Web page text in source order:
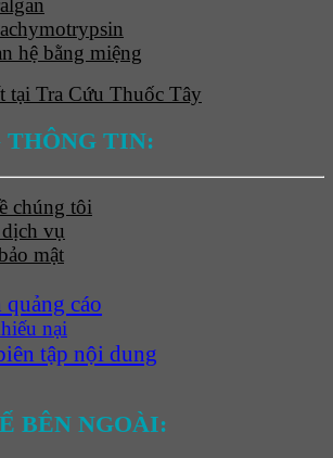
hệ bằng miệng
tại Tra Cứu Thuốc Tây
THÔNG TIN:
chúng tôi
vụ
mật
quảng cáo
nại
tập nội dung
BÊN NGOÀI: